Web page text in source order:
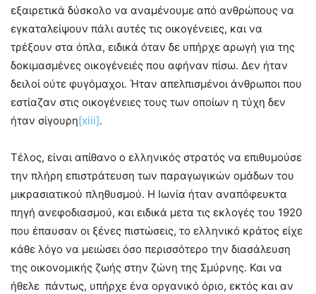
εξαιρετικά δύσκολο να αναμένουμε από ανθρώπους να
εγκαταλείψουν πάλι αυτές τις οικογένειες, και να
τρέξουν στα όπλα, ειδικά όταν δε υπήρχε αρωγή για της
δοκιμασμένες οικογένειές που αφήναν πίσω. Δεν ήταν
δειλοί ούτε φυγόμαχοι. Ήταν απελπισμένοι άνθρωποι που
εστίαζαν στις οικογένειες τους των οποίων η τύχη δεν
ήταν σίγουρη[xiii].
Τέλος, είναι απίθανο ο ελληνικός στρατός να επιθυμούσε
την πλήρη επιστράτευση των παραγωγικών ομάδων του
μικρασιατικού πληθυσμού. Η Ιωνία ήταν αναπόφευκτα
πηγή ανεφοδιασμού, και ειδικά μετα τις εκλογές του 1920
που έπαυσαν οι ξένες πιστώσεις, το ελληνικό κράτος είχε
κάθε λόγο να μειώσει όσο περισσότερο την διασάλευση
της οικονομικής ζωής στην ζώνη της Σμύρνης. Και να
ήθελε πάντως, υπήρχε ένα οργανικό όριο, εκτός και αν